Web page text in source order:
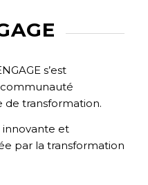
s’est
transformation.
et
par la transformation